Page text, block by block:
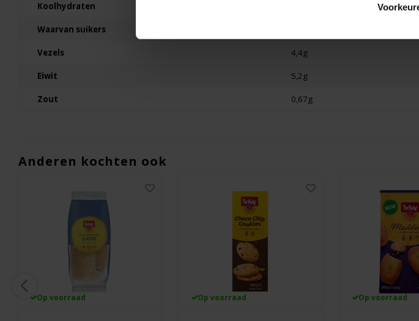
Koolhydraten
Waarvan suikers
Vezels 4,4g
Eiwit 5,2g
Zout 0,67g
Anderen kochten ook
Op voorraad Op voorraad Op voorraad